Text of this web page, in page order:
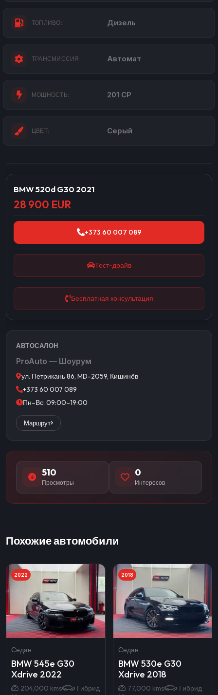
ТОПЛИВО: Дизель
ТРАНСМИССИЯ: Автомат
МОЩНОСТЬ: 201 CP
ЦВЕТ: Серый
BMW 520d G30 2021
28 900 EUR
+373 60 007 089
Тест-драйв
Бесплатная консультация
АВТОСАЛОН
ProAuto — Шоурум
ул. Петрикань 86, MD-2059, Кишинёв
+373 60 007 089
Пн–Вс: 09:00–19:00
Маршрут
510
Просмотры
0
Интересов
Похожие автомобили
2022
Седан
BMW 545e G30
Xdrive 2022
204,000 kms
Гибрид
2018
Седан
BMW 530e G30
Xdrive 2018
77,000 kms
Гибрид